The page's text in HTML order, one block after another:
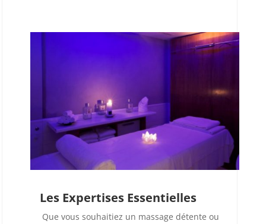
Les Expertises Essentielles
Que vous souhaitiez un massage détente ou